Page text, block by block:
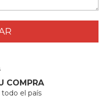
COMPRA
todo el país